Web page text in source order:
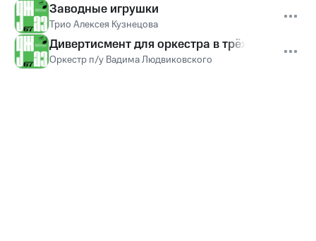
Заводные игрушки
Трио Алексея Кузнецова
Дивертисмент для оркестра в трёх частях
Оркестр п/у Вадима Людвиковского